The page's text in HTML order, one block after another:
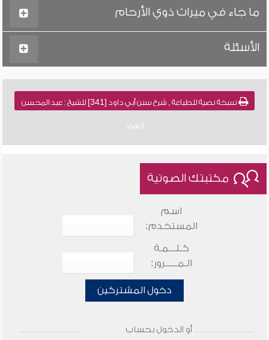
ما جاء في ميراث ذوي الأرحام
الأسئلة
نسخة نصية للطباعة , شرح سنن أبي داود [341] للشيخ : عبد المحسن
العباد
مكتبتك الصوتية
اسم
المستخدم:
كـلـــمـة
الـمـــــرور:
دخول المشتركين
أو الدخول بحساب